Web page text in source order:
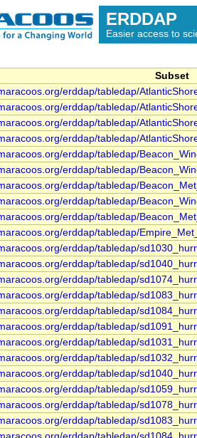
ERDDAP
Easier access to
Subset
erddap/tabledap/
erddap/tabledap/
erddap/tabledap/
erddap/tabledap/
erddap/tabledap/
erddap/tabledap/
erddap/tabledap/
erddap/tabledap/
erddap/tabledap/
erddap/tabledap/
erddap/tabledap/
erddap/tabledap/
erddap/tabledap/
erddap/tabledap/
erddap/tabledap/
erddap/tabledap/
erddap/tabledap/
erddap/tabledap/
erddap/tabledap/
erddap/tabledap/
erddap/tabledap/
erddap/tabledap/